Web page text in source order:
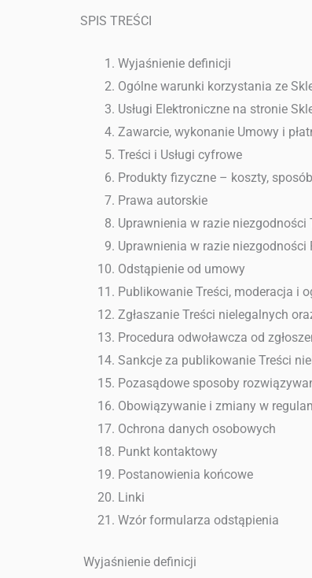
SPIS TREŚCI
Wyjaśnienie definicji
Ogólne warunki korzystania ze
Usługi Elektroniczne na stronie
Zawarcie, wykonanie Umowy i
Treści i Usługi cyfrowe
Produkty fizyczne – koszty,
Prawa autorskie
Uprawnienia w razie
Uprawnienia w razie
Odstąpienie od umowy
Publikowanie Treści, moderacja i
Zgłaszanie Treści nielegalnych
Procedura odwoławcza od
Sankcje za publikowanie Treści
Pozasądowe sposoby
Obowiązywanie i zmiany w
Ochrona danych osobowych
Punkt kontaktowy
Postanowienia końcowe
Linki
Wzór formularza odstąpienia
Wyjaśnienie definicji